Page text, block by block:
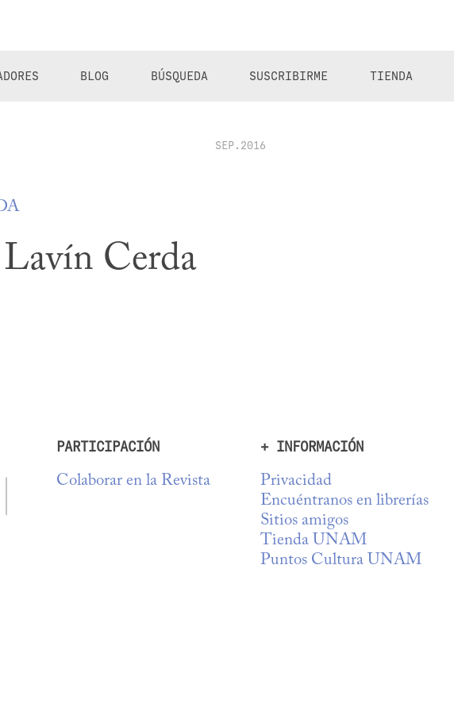
BLOG BÚSQUEDA SUSCRIBIRME TIENDA
SEP.2016
Cerda
PARTICIPACIÓN
Colaborar en la Revista
+ INFORMACIÓN
Privacidad
Encuéntranos en librerías
Sitios amigos
Tienda UNAM
Puntos Cultura UNAM